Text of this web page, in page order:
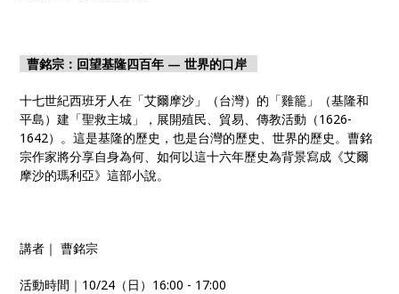
曹銘宗：回望基隆四百年 — 世界的口岸
十七世紀西班牙人在「艾爾摩沙」（台灣）的「雞籠」（基隆和
平島）建「聖救主城」，展開殖民、貿易、傳教活動（1626-
1642）。這是基隆的歷史，也是台灣的歷史、世界的歷史。曹銘
宗作家將分享自身為何、如何以這十六年歷史為背景寫成《艾爾
摩沙的瑪利亞》這部小說。
講者｜ 曹銘宗
活動時間｜10/24（日）16:00 - 17:00